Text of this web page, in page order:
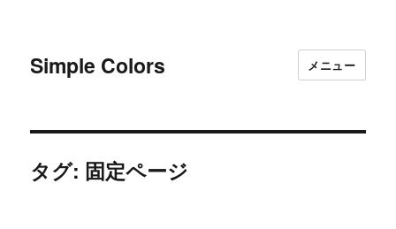
Simple Colors メニュー
タグ: 固定ページ